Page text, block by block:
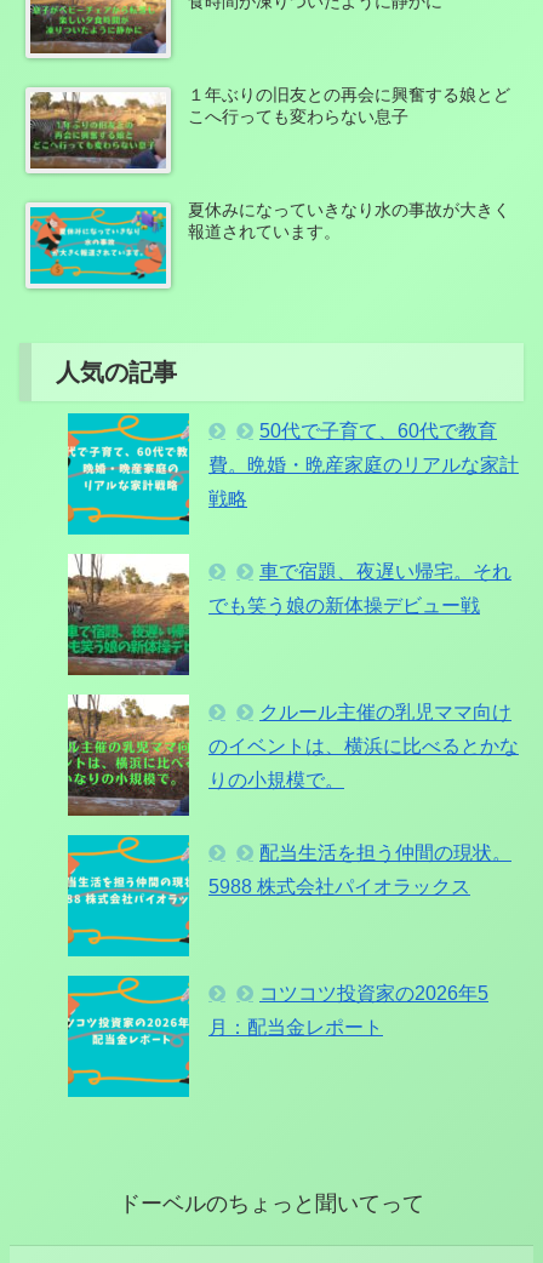
１年ぶりの旧友との再会に興奮する娘とど
こへ行っても変わらない息子
夏休みになっていきなり水の事故が大きく
報道されています。
人気の記事
50代で子育て、60代で教育
費。晩婚・晩産家庭のリアルな家計
戦略
車で宿題、夜遅い帰宅。それ
でも笑う娘の新体操デビュー戦
クルール主催の乳児ママ向け
のイベントは、横浜に比べるとかな
りの小規模で。
配当生活を担う仲間の現状。
5988 株式会社パイオラックス
コツコツ投資家の2026年5
月：配当金レポート
ドーベルのちょっと聞いてって